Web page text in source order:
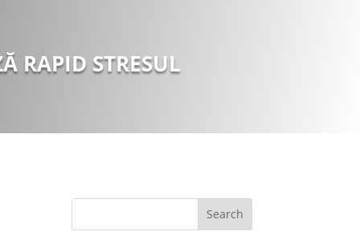
RAPID STRESUL